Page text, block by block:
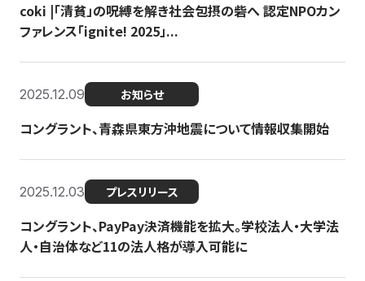
coki |「清貧」の呪縛を解き社会包摂の砦へ 認定NPOカン
ファレンス「ignite! 2025」...
2025.12.09 お知らせ
コングラント、青森県東方沖地震について情報収集開始
2025.12.03 プレスリリース
コングラント、PayPay決済機能を拡大。学校法人・大学法
人・自治体など11の法人格が導入可能に